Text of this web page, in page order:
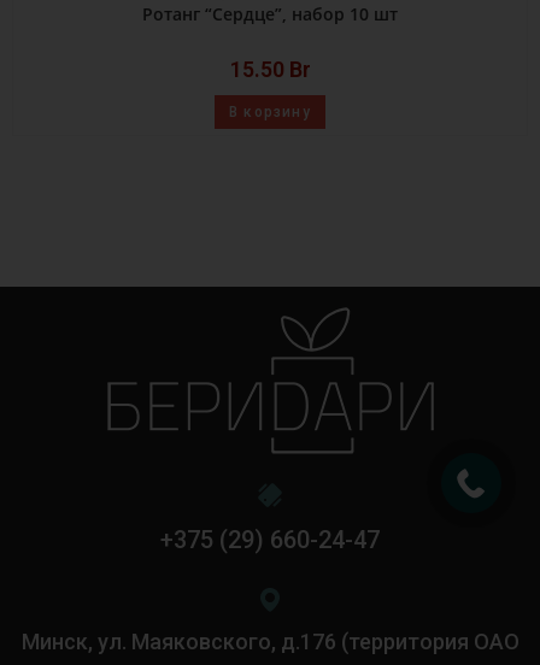
Ротанг “Сердце”, набор 10 шт
15.50 Br
В корзину
+375 (29) 660-24-47
Минск, ул. Маяковского, д.176 (территория ОАО